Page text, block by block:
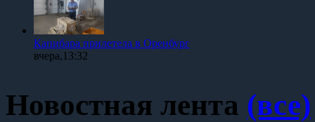
Капибара прилетела в Оренбург
вчера,13:32
Новостная лента (все)